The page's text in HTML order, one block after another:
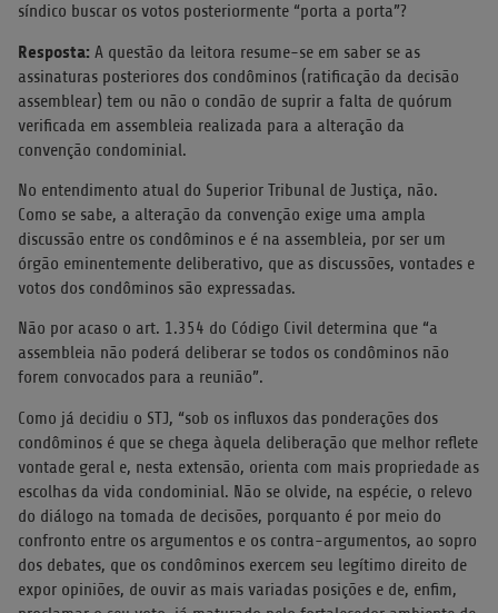
síndico buscar os votos posteriormente “porta a porta”?
Resposta: A questão da leitora resume-se em saber se as
assinaturas posteriores dos condôminos (ratificação da decisão
assemblear) tem ou não o condão de suprir a falta de quórum
verificada em assembleia realizada para a alteração da
convenção condominial.
No entendimento atual do Superior Tribunal de Justiça, não.
Como se sabe, a alteração da convenção exige uma ampla
discussão entre os condôminos e é na assembleia, por ser um
órgão eminentemente deliberativo, que as discussões, vontades e
votos dos condôminos são expressadas.
Não por acaso o art. 1.354 do Código Civil determina que “a
assembleia não poderá deliberar se todos os condôminos não
forem convocados para a reunião”.
Como já decidiu o STJ, “sob os influxos das ponderações dos
condôminos é que se chega àquela deliberação que melhor reflete
vontade geral e, nesta extensão, orienta com mais propriedade as
escolhas da vida condominial. Não se olvide, na espécie, o relevo
do diálogo na tomada de decisões, porquanto é por meio do
confronto entre os argumentos e os contra-argumentos, ao sopro
dos debates, que os condôminos exercem seu legítimo direito de
expor opiniões, de ouvir as mais variadas posições e de, enfim,